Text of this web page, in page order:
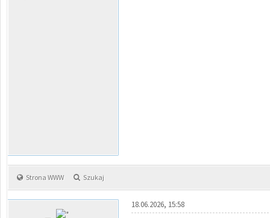
Strona WWW Szukaj
18.06.2026, 15:58